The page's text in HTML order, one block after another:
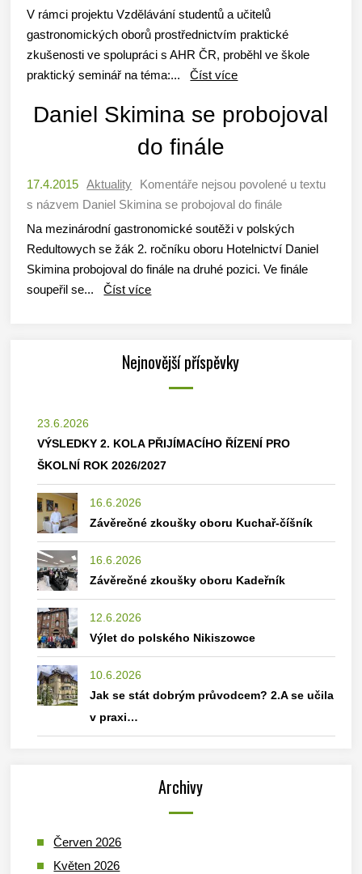
V rámci projektu Vzdělávání studentů a učitelů
gastronomických oborů prostřednictvím praktické
zkušenosti ve spolupráci s AHR ČR, proběhl ve škole
praktický seminář na téma:...Číst více
Daniel Skimina se probojoval
do finále
17.4.2015 Aktuality Komentáře nejsou povolené u textu
s názvem Daniel Skimina se probojoval do finále
Na mezinárodní gastronomické soutěži v polských
Redultowych se žák 2. ročníku oboru Hotelnictví Daniel
Skimina probojoval do finále na druhé pozici. Ve finále
soupeřil se...Číst více
Nejnovější příspěvky
23.6.2026
VÝSLEDKY 2. KOLA PŘIJÍMACÍHO ŘÍZENÍ PRO
ŠKOLNÍ ROK 2026/2027
16.6.2026
Závěrečné zkoušky oboru Kuchař-číšník
16.6.2026
Závěrečné zkoušky oboru Kadeřník
12.6.2026
Výlet do polského Nikiszowce
10.6.2026
Jak se stát dobrým průvodcem? 2.A se učila
v praxi…
Archivy
Červen 2026
Květen 2026